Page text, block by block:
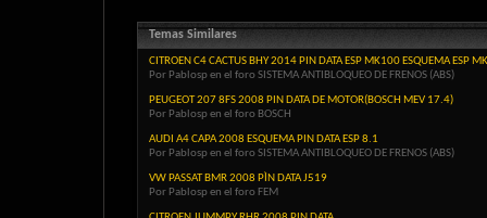
Temas Similares
CITROEN C4 CACTUS BHY 2014 PIN DATA ESP MK100 ESQUEMA ESP
Por Pablosp en el foro SISTEMA ANTIBLOQUEO DE FRENOS (ABS)
PEUGEOT 207 8FS 2008 PIN DATA DE MOTOR(BOSCH MEV 17.4)
Por Pablosp en el foro BOSCH
AUDI A4 CAPA 2008 ESQUEMA PIN DATA ESP 8.1
Por Pablosp en el foro SISTEMA ANTIBLOQUEO DE FRENOS (ABS)
VW PASSAT BMR 2008 PÌN DATA J519
Por Pablosp en el foro FEM